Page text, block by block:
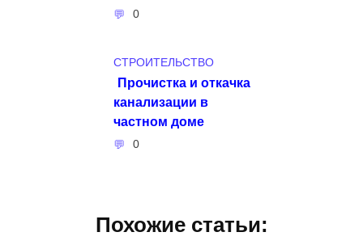
0
СТРОИТЕЛЬСТВО
Прочистка и откачка
канализации в
частном доме
0
Похожие статьи: